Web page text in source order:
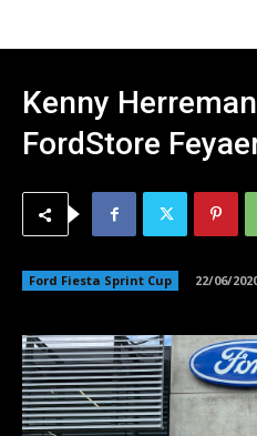
Kenny
FordStore
Ford Fiesta Sprint Cup 22/06/